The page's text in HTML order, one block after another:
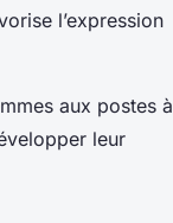
l’expression
aux postes à
leur